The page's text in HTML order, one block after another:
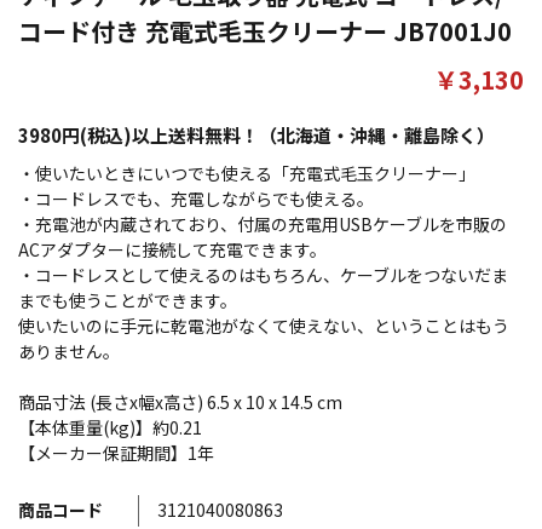
コード付き 充電式毛玉クリーナー JB7001J0
3980円(税込)以上送料無料！（北海道・沖縄・離島除く）
￥3,130
商品コード 3121040080863
・使いたいときにいつでも使える「充電式毛玉クリーナー」
・コードレスでも、充電しながらでも使える。
・充電池が内蔵されており、付属の充電用USBケーブルを市販の
ACアダプターに接続して充電できます。
・コードレスとして使えるのはもちろん、ケーブルをつないだま
までも使うことができます。
使いたいのに手元に乾電池がなくて使えない、ということはもう
ありません。
商品寸法 (長さx幅x高さ) 6.5 x 10 x 14.5 cm
【本体重量(kg)】約0.21
【メーカー保証期間】1年